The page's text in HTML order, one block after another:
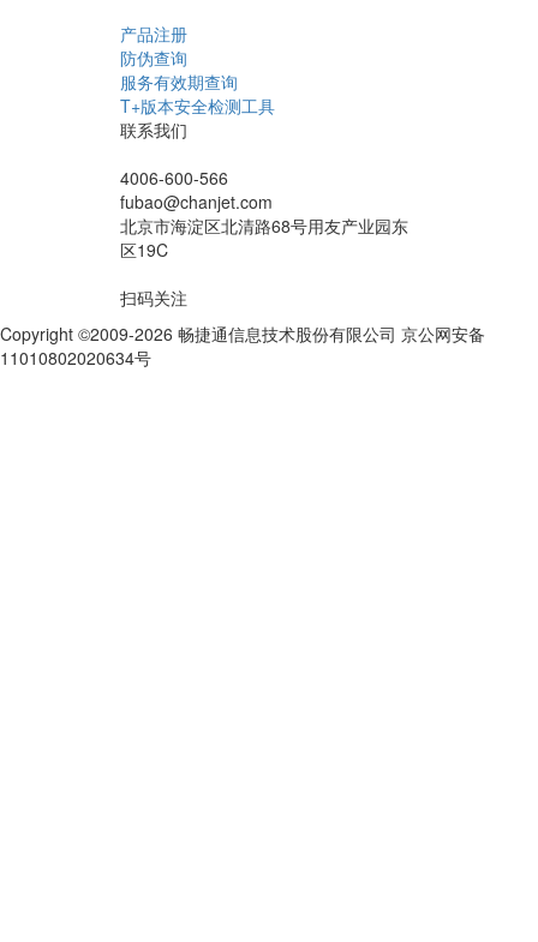
产品注册
防伪查询
服务有效期查询
T+版本安全检测工具
联系我们
4006-600-566
fubao@chanjet.com
北京市海淀区北清路68号用友产业园东
区19C
扫码关注
Copyright ©2009-2026 畅捷通信息技术股份有限公司 京公网安备
11010802020634号